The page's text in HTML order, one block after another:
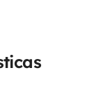
ahí sin